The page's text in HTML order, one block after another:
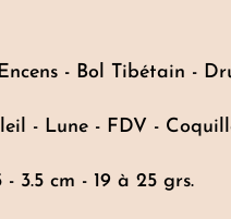
- Bol Tibétain -
- Lune - FDV -
3.5 cm - 19 à 25 grs.